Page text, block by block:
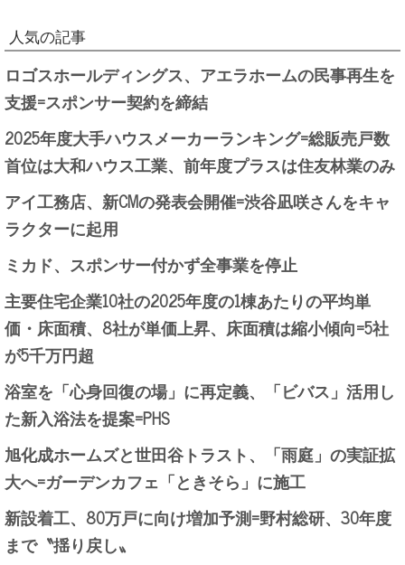
人気の記事
ロゴスホールディングス、アエラホームの民事再生を
支援=スポンサー契約を締結
2025年度大手ハウスメーカーランキング=総販売戸数
首位は大和ハウス工業、前年度プラスは住友林業のみ
アイ工務店、新CMの発表会開催=渋谷凪咲さんをキャ
ラクターに起用
ミカド、スポンサー付かず全事業を停止
主要住宅企業10社の2025年度の1棟あたりの平均単
価・床面積、8社が単価上昇、床面積は縮小傾向=5社
が5千万円超
浴室を「心身回復の場」に再定義、「ビバス」活用し
た新入浴法を提案=PHS
旭化成ホームズと世田谷トラスト、「雨庭」の実証拡
大へ=ガーデンカフェ「ときそら」に施工
新設着工、80万戸に向け増加予測=野村総研、30年度
まで〝揺り戻し〟